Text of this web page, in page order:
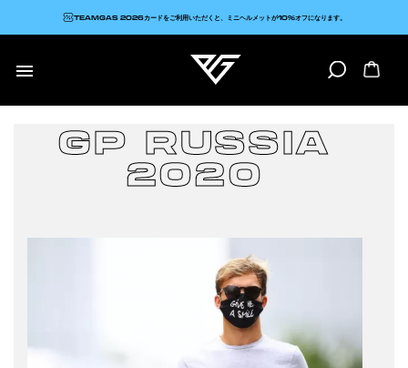

TEAMGAS 2026カードをご利用いただくと、ミニヘルメットが10%オフになります。
GP RUSSIA
2020